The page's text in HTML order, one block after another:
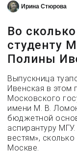
Ирина Стюрова
Во
студенту
Полины
Выпускница
Ивенская в этом
Московского
имени М. В.
бюджетной
аспирантуру
вестям»,
Москве.